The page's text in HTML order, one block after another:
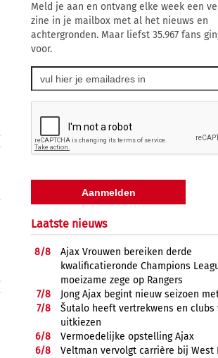
Meld je aan en ontvang elke week een
zine in je mailbox met al het nieuws en
achtergronden. Maar liefst 35.967 fans
voor.
Laatste nieuws
8/8
Ajax Vrouwen bereiken derde
kwalificatieronde Champions
moeizame zege op Rangers
7/8
Jong Ajax begint nieuw seizoen
7/8
Šutalo heeft vertrekwens en clubs
uitkiezen
6/8
Vermoedelijke opstelling Ajax
6/8
Veltman vervolgt carrière bij West